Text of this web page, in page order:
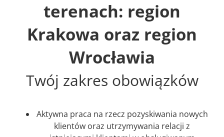
terenach: region
Krakowa oraz region
Wrocławia
Twój zakres obowiązków
Aktywna praca na rzecz pozyskiwania nowych
klientów oraz utrzymywania relacji z